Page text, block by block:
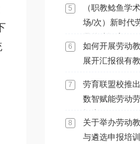
会议室举办
5
（职教鲶鱼学
场/次）新时代
与劳动教育渗
项培训班在内
顺利开展
6
如何开展劳动
展开汇报很有
7
劳育联盟校推
数智赋能劳动
8
关于举办劳动
与遴选申报培